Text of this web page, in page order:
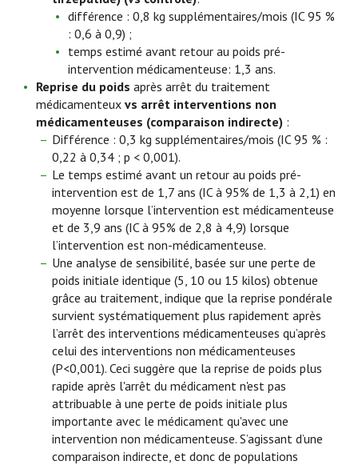
différence : 0,8 kg supplémentaires/mois (IC 95 %
: 0,6 à 0,9) ;
temps estimé avant retour au poids pré-
intervention médicamenteuse: 1,3 ans.
Reprise du poids après arrêt du traitement
médicamenteux vs arrêt interventions non
médicamenteuses (comparaison indirecte) :
Différence : 0,3 kg supplémentaires/mois (IC 95 % :
0,22 à 0,34 ; p < 0,001).
Le temps estimé avant un retour au poids pré-
intervention est de 1,7 ans (IC à 95% de 1,3 à 2,1) en
moyenne lorsque l’intervention est médicamenteuse
et de 3,9 ans (IC à 95% de 2,8 à 4,9) lorsque
l’intervention est non-médicamenteuse.
Une analyse de sensibilité, basée sur une perte de
poids initiale identique (5, 10 ou 15 kilos) obtenue
grâce au traitement, indique que la reprise pondérale
survient systématiquement plus rapidement après
l’arrêt des interventions médicamenteuses qu’après
celui des interventions non médicamenteuses
(P<0,001). Ceci suggère que la reprise de poids plus
rapide après l'arrêt du médicament n'est pas
attribuable à une perte de poids initiale plus
importante avec le médicament qu'avec une
intervention non médicamenteuse. S’agissant d’une
comparaison indirecte, et donc de populations